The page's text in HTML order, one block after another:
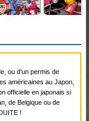
ou d'un permis de
américaines au Japon,
officielle en japonais si
de Belgique ou de
!